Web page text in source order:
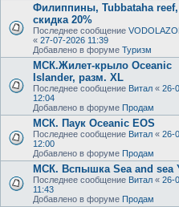
Филиппины, Tubbataha reef,
скидка 20%
Последнее сообщение
« 27-07-2026 11:39
Добавлено в форуме Туризм
МСК.Жилет-крыло Oceanic
Islander, разм. XL
Последнее сообщение Витал « 26-
12:04
Добавлено в форуме Продам
МСК. Паук Oceanic EOS
Последнее сообщение Витал « 26-
12:00
Добавлено в форуме Продам
МСК. Вспышка Sea and sea
Последнее сообщение Витал « 26-
11:43
Добавлено в форуме Продам